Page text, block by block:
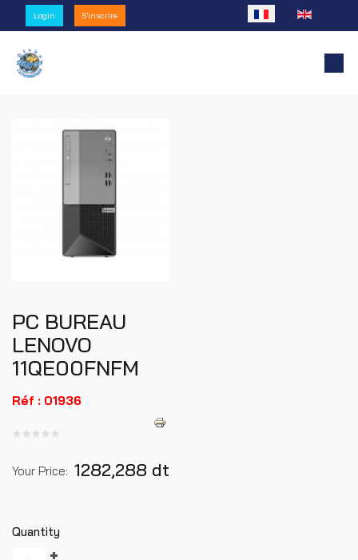
Login S'inscrire Sélectionnez votre
PC BUREAU
LENOVO
11QE00FNFM
Réf : 01936
Your Price: 1282,288 dt
Quantity